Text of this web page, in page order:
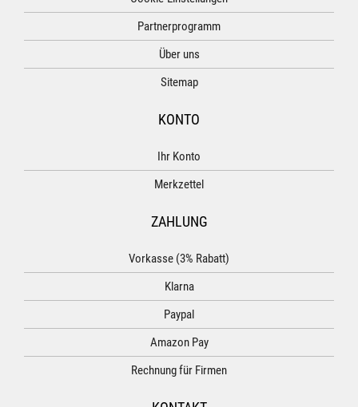
Partnerprogramm
Über uns
Sitemap
KONTO
Ihr Konto
Merkzettel
ZAHLUNG
Vorkasse (3% Rabatt)
Klarna
Paypal
Amazon Pay
Rechnung für Firmen